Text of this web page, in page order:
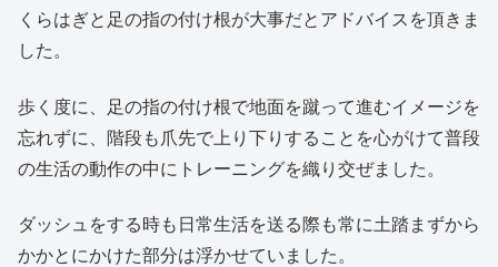
くらはぎと足の指の付け根が大事だとアドバイスを頂きま
した。
歩く度に、足の指の付け根で地面を蹴って進むイメージを
忘れずに、階段も爪先で上り下りすることを心がけて普段
の生活の動作の中にトレーニングを織り交ぜました。
ダッシュをする時も日常生活を送る際も常に土踏まずから
かかとにかけた部分は浮かせていました。